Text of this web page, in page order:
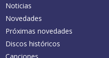
Noticias
Novedades
Próximas novedades
Discos históricos